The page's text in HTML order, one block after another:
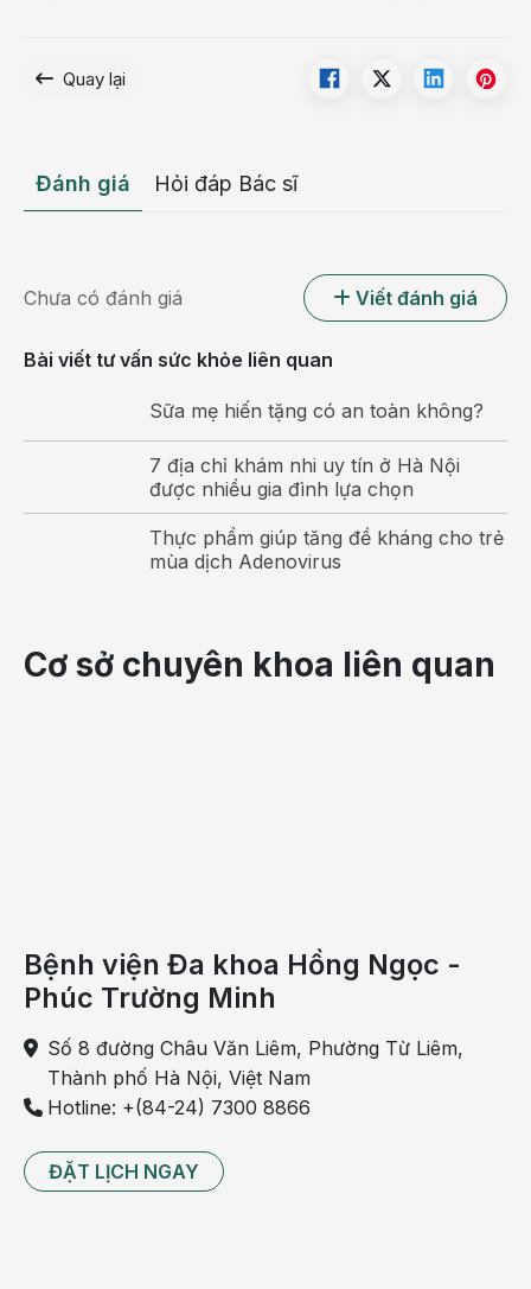
Quay lại
Đánh giá Hỏi đáp Bác sĩ
Chưa có đánh giá Viết đánh giá
Bài viết tư vấn sức khỏe liên quan
Sữa mẹ hiến tặng có an toàn không?
7 địa chỉ khám nhi uy tín ở Hà Nội
được nhiều gia đình lựa chọn
Thực phẩm giúp tăng đề kháng cho trẻ
mùa dịch Adenovirus
Cơ sở chuyên khoa liên quan
Bệnh viện Đa khoa Hồng Ngọc -
Phúc Trường Minh
Số 8 đường Châu Văn Liêm, Phường Từ Liêm,
Thành phố Hà Nội, Việt Nam
Hotline: +(84-24) 7300 8866
ĐẶT LỊCH NGAY